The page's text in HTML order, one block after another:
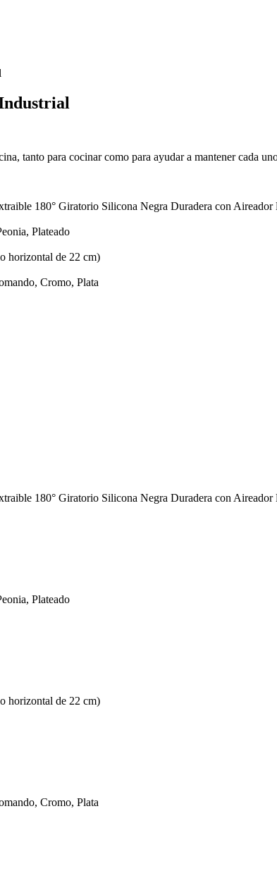
tanto para cocinar como para ayudar a mantener cada
180° Giratorio Silicona Negra Duradera con
Plateado
horizontal de 22 cm)
Cromo, Plata
180° Giratorio Silicona Negra Duradera con
Plateado
horizontal de 22 cm)
Cromo, Plata